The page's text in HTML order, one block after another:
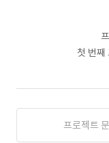
첫 번째
프로젝트